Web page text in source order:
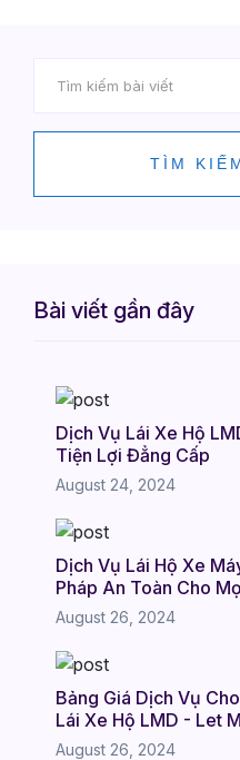
TÌM
Bài viết gần đây
Dịch Vụ Lái Xe Hộ
Tiện Lợi Đẳng Cấp
August 24, 2024
Dịch Vụ Lái Hộ Xe
Pháp An Toàn Cho
August 26, 2024
Bảng Giá Dịch Vụ
Lái Xe Hộ LMD - Let
August 26, 2024